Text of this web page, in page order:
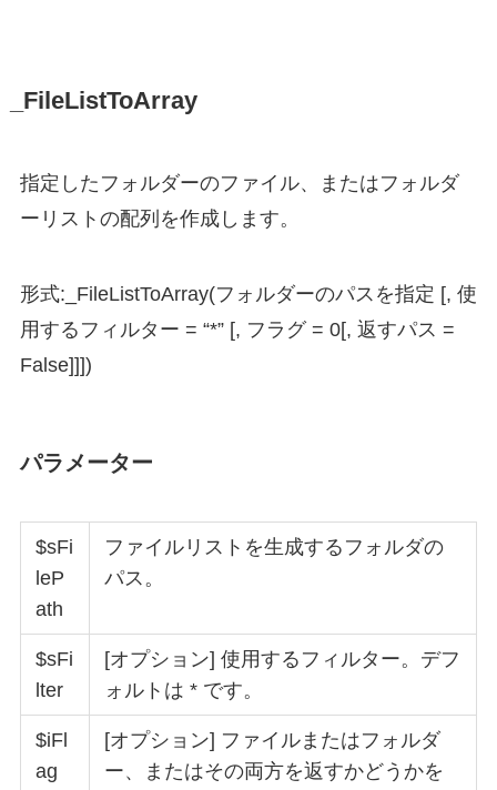
_FileListToArray
指定したフォルダーのファイル、またはフォルダ
ーリストの配列を作成します。
形式:_FileListToArray(フォルダーのパスを指定 [, 使
用するフィルター = “*” [, フラグ = 0[, 返すパス =
False]]])
パラメーター
$sFi
leP
ath
ファイルリストを生成するフォルダの
パス。
$sFi
lter
[オプション] 使用するフィルター。デフ
ォルトは * です。
$iFl
ag
[オプション] ファイルまたはフォルダ
ー、またはその両方を返すかどうかを